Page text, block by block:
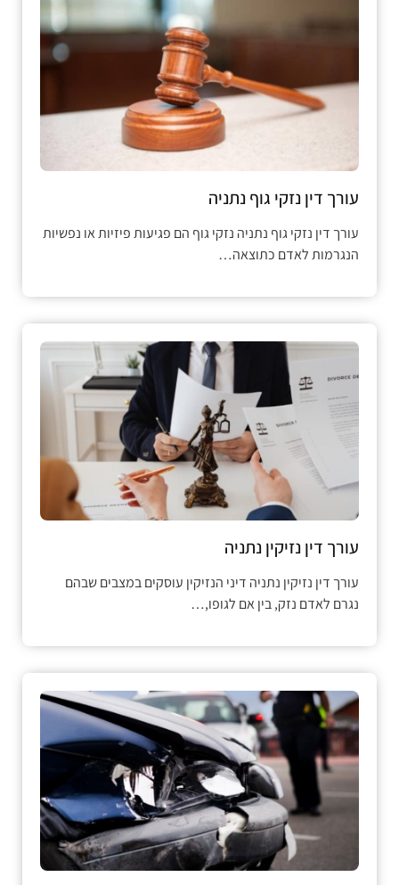
עורך דין נזקי גוף נתניה
עורך דין נזקי גוף נתניה נזקי גוף הם פגיעות פיזיות או נפשיות
הנגרמות לאדם כתוצאה…
עורך דין נזיקין נתניה
עורך דין נזיקין נתניה דיני הנזיקין עוסקים במצבים שבהם
נגרם לאדם נזק, בין אם לגופו,…